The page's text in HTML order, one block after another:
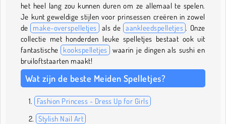
het heel lang zou kunnen duren om ze allemaal te spelen.
Je kunt geweldige stijlen voor prinsessen creëren in zowel
de make-overspelletjes als de aankleedspelletjes . Onze
collectie met honderden leuke spelletjes bestaat ook uit
fantastische kookspelletjes waarin je dingen als sushi en
bruiloftstaarten maakt!
Wat zijn de beste Meiden Spelletjes?
Fashion Princess - Dress Up for Girls
Stylish Nail Art